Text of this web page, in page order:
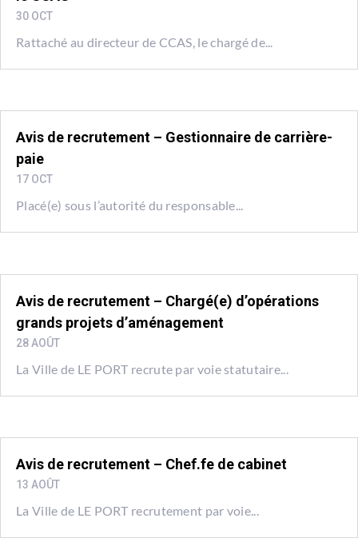
30 OCT
Rattaché au directeur de CCAS, le chargé de...
Avis de recrutement – Gestionnaire de carrière-
paie
17 OCT
Placé(e) sous l’autorité du responsable...
Avis de recrutement – Chargé(e) d’opérations
grands projets d’aménagement
28 AOÛT
La Ville de LE PORT recrute par voie statutaire...
Avis de recrutement – Chef.fe de cabinet
13 AOÛT
La Ville de LE PORT recrutement par voie...